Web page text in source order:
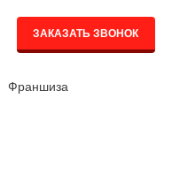
ЗАКАЗАТЬ ЗВОНОК
Франшиза